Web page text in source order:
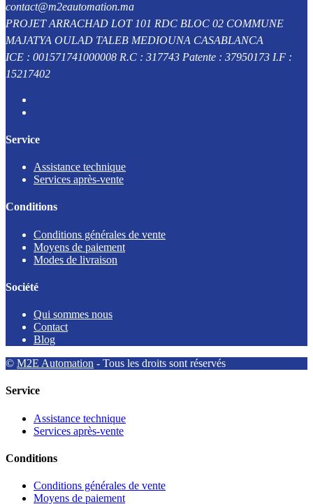
contact@m2eautomation.ma
PROJET ARRACHAD LOT 101 RDC BLOC 02 COMMUNE
MAJATYA OULAD TALEB MEDIOUNA CASABLANCA
ICE : 001571741000008 R.C : 317743 Patente : 37950173 I.F :
15217402
Service
Assistance technique
Services après-vente
Conditions
Conditions générales de vente
Moyens de paiement
Modes de livraison
Société
Qui sommes nous
Contact
Blog
© M2E Automation - Tous les droits sont réservés
Service
Assistance technique
Services après-vente
Conditions
Conditions générales de vente
Moyens de paiement